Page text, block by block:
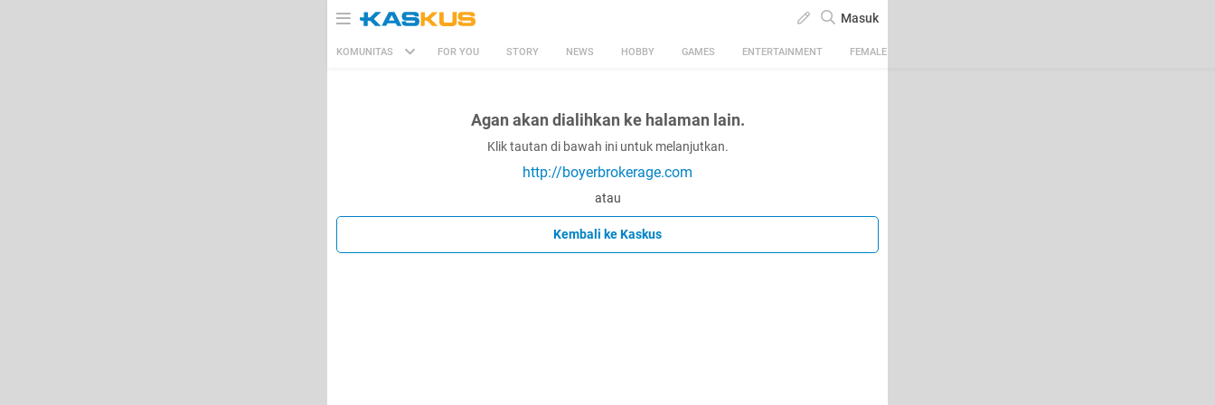
Masuk
KOMUNITAS FOR YOU STORY NEWS HOBBY GAMES ENTERTAINMENT FEMALE
Agan akan dialihkan ke halaman lain.
Klik tautan di bawah ini untuk melanjutkan.
http://boyerbrokerage.com
atau
Kembali ke Kaskus